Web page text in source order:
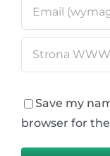
Save my
browser for